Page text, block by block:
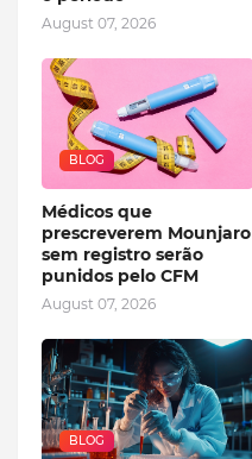
August 07, 2026
BLOG
Médicos que
prescreverem Mounjaro
sem registro serão
punidos pelo CFM
August 07, 2026
BLOG